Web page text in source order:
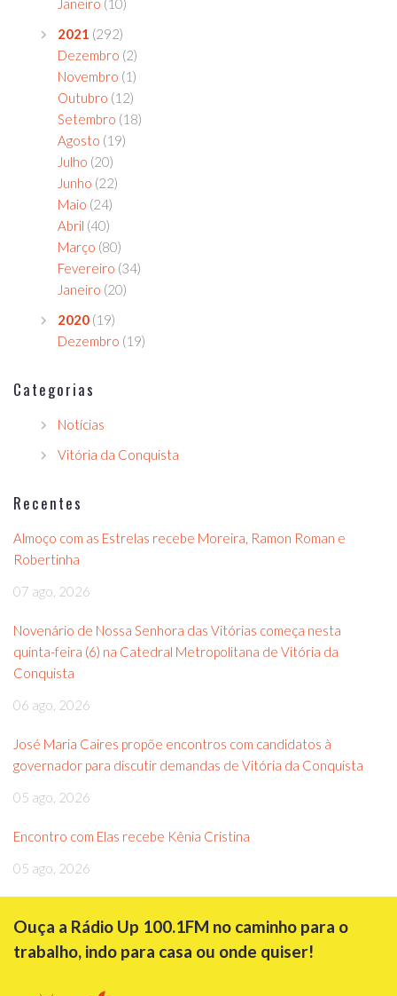
Janeiro (10)
2021 (292)
Dezembro (2)
Novembro (1)
Outubro (12)
Setembro (18)
Agosto (19)
Julho (20)
Junho (22)
Maio (24)
Abril (40)
Março (80)
Fevereiro (34)
Janeiro (20)
2020 (19)
Dezembro (19)
Categorias
Notícias
Vitória da Conquista
Recentes
Almoço com as Estrelas recebe Moreira, Ramon Roman e
Robertinha
07 ago, 2026
Novenário de Nossa Senhora das Vitórias começa nesta
quinta-feira (6) na Catedral Metropolitana de Vitória da
Conquista
06 ago, 2026
José Maria Caires propõe encontros com candidatos à
governador para discutir demandas de Vitória da Conquista
05 ago, 2026
Encontro com Elas recebe Kênia Cristina
05 ago, 2026
Ouça a Rádio Up 100.1FM no caminho para o
trabalho, indo para casa ou onde quiser!